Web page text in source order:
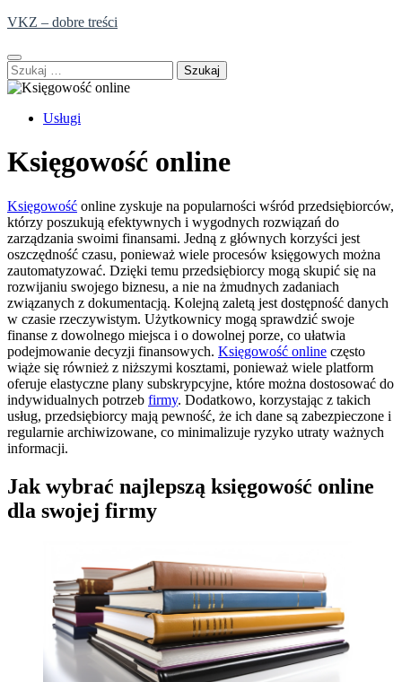
Skip
content
VKZ – dobre treści
Szukaj:
Usługi
Księgowość online
Księgowość online zyskuje na popularności wśród przedsiębiorców,
którzy poszukują efektywnych i wygodnych rozwiązań do
zarządzania swoimi finansami. Jedną z głównych korzyści jest
oszczędność czasu, ponieważ wiele procesów księgowych można
zautomatyzować. Dzięki temu przedsiębiorcy mogą skupić się na
rozwijaniu swojego biznesu, a nie na żmudnych zadaniach
związanych z dokumentacją. Kolejną zaletą jest dostępność danych
w czasie rzeczywistym. Użytkownicy mogą sprawdzić swoje
finanse z dowolnego miejsca i o dowolnej porze, co ułatwia
podejmowanie decyzji finansowych. Księgowość online często
wiąże się również z niższymi kosztami, ponieważ wiele platform
oferuje elastyczne plany subskrypcyjne, które można dostosować do
indywidualnych potrzeb firmy. Dodatkowo, korzystając z takich
usług, przedsiębiorcy mają pewność, że ich dane są zabezpieczone i
regularnie archiwizowane, co minimalizuje ryzyko utraty ważnych
informacji.
Jak wybrać najlepszą księgowość online
dla swojej firmy